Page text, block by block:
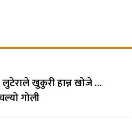
लुटेराले खुकुरी हान्न खोजे …
गोली